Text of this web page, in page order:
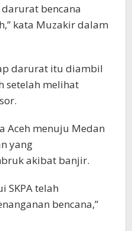
bencana
kata Muzakir dalam
darurat itu diambil
setelah melihat
Aceh menuju Medan
yang
akibat banjir.
SKPA telah
bencana,”